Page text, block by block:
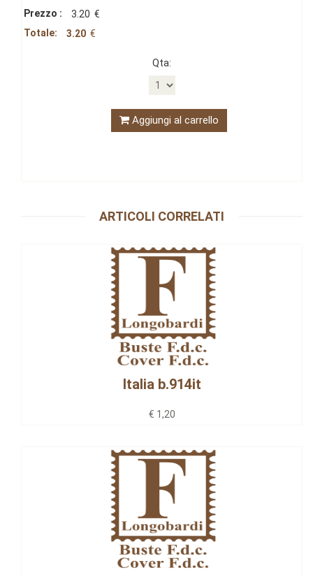
Prezzo : 3.20 €
Totale:
3.20 €
Qta:
Aggiungi al carrello
ARTICOLI CORRELATI
Italia b.914it
€ 1,20